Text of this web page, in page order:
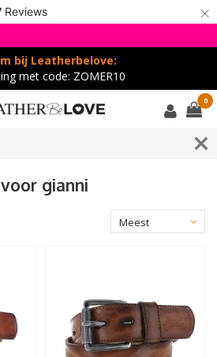
Reviews ×
bij Leatherbelove:
met code: ZOMER10
0
gianni
Meest